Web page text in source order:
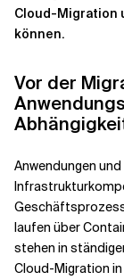
Cloud-Migration
können.
Vor der
Anwendungen
laufen über
stehen in
Cloud-Migration